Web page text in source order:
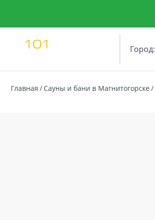
Город:
Главная Сауны и бани в Магнитогорске